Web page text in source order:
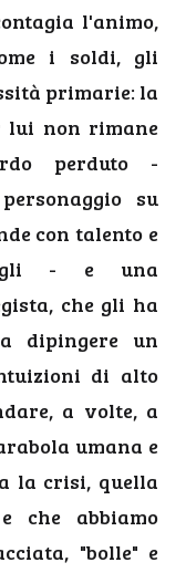
l'animo,
i soldi, gli
primarie: la
lui non rimane
perduto -
su
con talento e
- e una
che gli ha
dipingere un
di alto
a volte, a
umana e
la crisi, quella
che abbiamo
"bolle" e